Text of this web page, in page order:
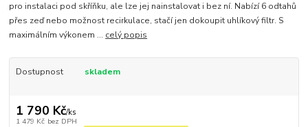
pro instalaci pod skříňku, ale lze jej nainstalovat i bez ní. Nabízí 6 odtahů
přes zeď nebo možnost recirkulace, stačí jen dokoupit uhlíkový filtr. S
maximálním výkonem ... celý popis
Dostupnost skladem
1 790 Kč/ks
1 479 Kč bez DPH